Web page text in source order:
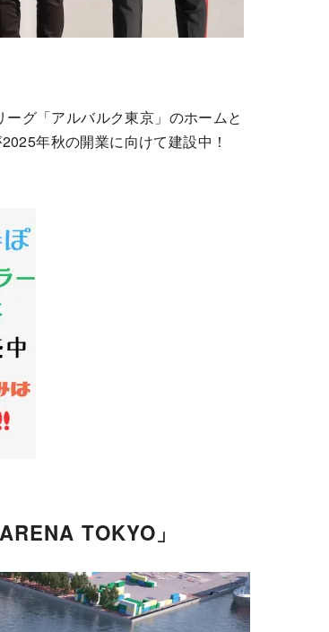
グ「アルバルク東京」のホームと
年秋の開業に向けて建設中！
TOKYO」